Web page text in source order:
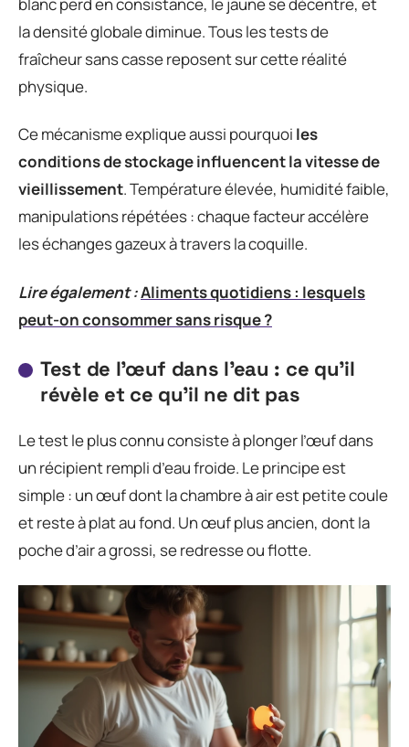
la densité globale diminue. Tous les tests de
fraîcheur sans casse reposent sur cette réalité
physique.
Ce mécanisme explique aussi pourquoi les
conditions de stockage influencent la vitesse de
vieillissement. Température élevée, humidité faible,
manipulations répétées : chaque facteur accélère
les échanges gazeux à travers la coquille.
Lire également :Aliments quotidiens : lesquels
peut-on consommer sans risque ?
Test de l’œuf dans l’eau : ce qu’il
révèle et ce qu’il ne dit pas
Le test le plus connu consiste à plonger l’œuf dans
un récipient rempli d’eau froide. Le principe est
simple : un œuf dont la chambre à air est petite coule
et reste à plat au fond. Un œuf plus ancien, dont la
poche d’air a grossi, se redresse ou flotte.